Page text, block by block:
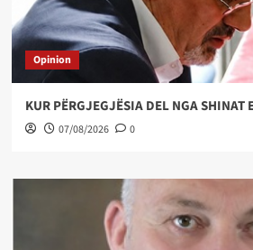
Opinion
KUR PËRGJEGJËSIA DEL NGA SHINAT
07/08/2026 0